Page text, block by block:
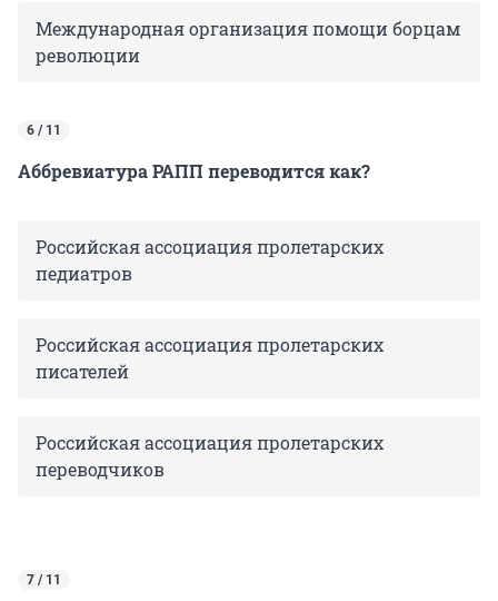
Международная организация помощи борцам
революции
6 / 11
Аббревиатура РАПП переводится как?
Российская ассоциация пролетарских
педиатров
Российская ассоциация пролетарских
писателей
Российская ассоциация пролетарских
переводчиков
7 / 11